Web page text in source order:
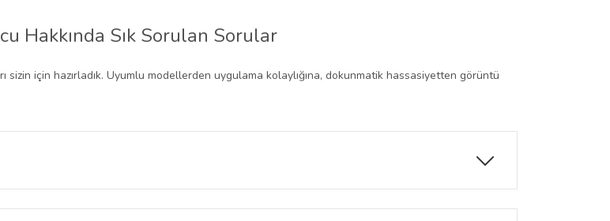
Hakkında Sık Sorulan Sorular
için hazırladık. Uyumlu modellerden uygulama kolaylığına, dokunmatik hassasiyetten görüntü
Diğer Nothing veya farklı marka modellerle uyum sağlamaz.